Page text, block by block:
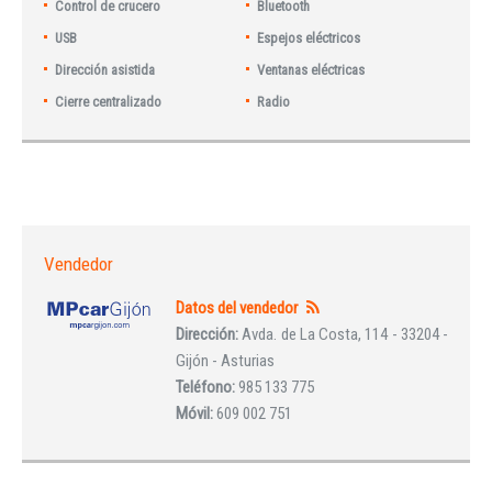
Control de crucero
Bluetooth
USB
Espejos eléctricos
Dirección asistida
Ventanas eléctricas
Cierre centralizado
Radio
Vendedor
Datos del vendedor
Dirección:Avda. de La Costa, 114 - 33204 -
Gijón - Asturias
Teléfono:985 133 775
Móvil:609 002 751